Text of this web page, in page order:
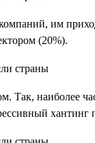
им
(20%).
Так, наиболее